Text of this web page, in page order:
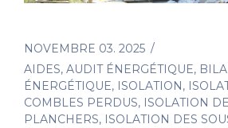
NOVEMBRE 03. 2025
AIDES, AUDIT ÉNERGÉTIQUE,
ÉNERGÉTIQUE, ISOLATION,
COMBLES PERDUS, ISOLATION
PLANCHERS, ISOLATION DES